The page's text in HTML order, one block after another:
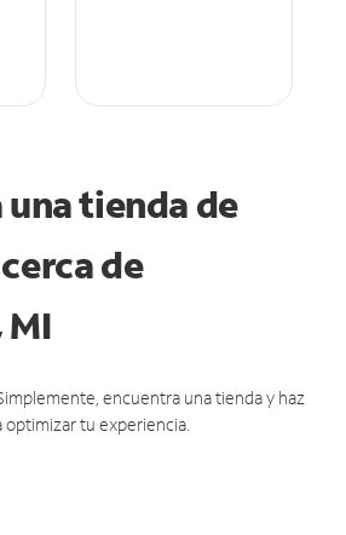
tienda de
cerca de
encuentra una tienda y haz
optimizar tu experiencia.